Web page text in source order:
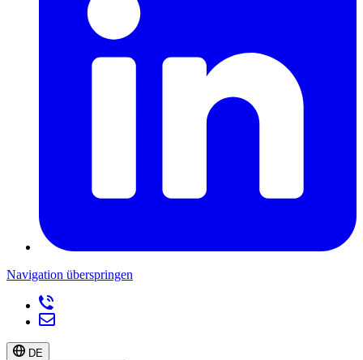
Navigation überspringen
DE